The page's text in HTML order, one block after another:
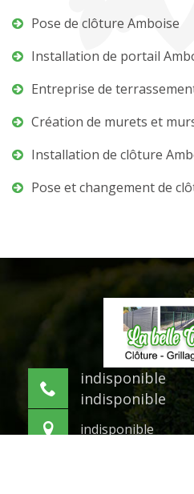
Pose de clôture Amboise
Installation de portail
Entreprise de
Création de murets et
Installation de clôture
Pose et changement de
indisponible
indisponible
indisponible